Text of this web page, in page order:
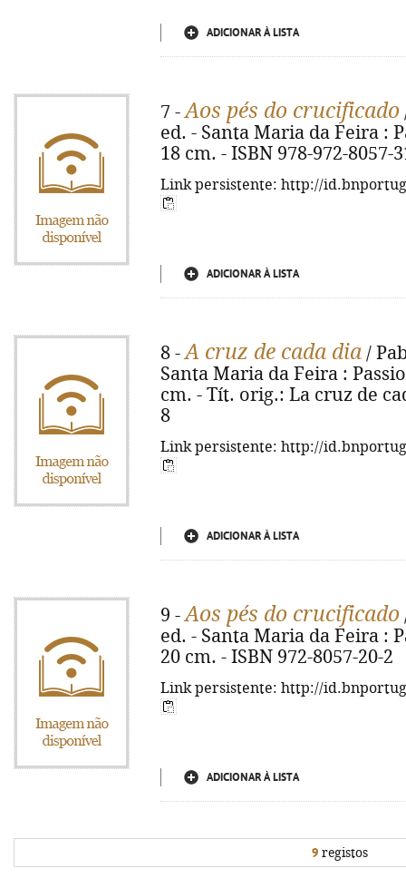
ADICIONAR À LISTA
7 -Aos pés do crucificado
ed. - Santa Maria da Feira :
18 cm. - ISBN 978-972-8057-
Link persistente: http://
ADICIONAR À LISTA
8 -A cruz de cada dia /
Santa Maria da Feira :
cm. - Tít. orig.: La cruz de
8
Link persistente: http://
ADICIONAR À LISTA
9 -Aos pés do crucificado
ed. - Santa Maria da Feira :
20 cm. - ISBN 972-8057-20-2
Link persistente: http://
ADICIONAR À LISTA
9 registos